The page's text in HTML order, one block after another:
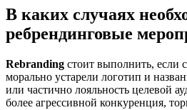
В каких случаях
ребрендинговые
Rebranding стоит выполнить, если
морально устарели логотип и
или частично лояльность целевой
более агрессивной конкуренция,